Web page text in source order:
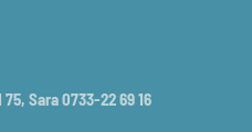
Sara 0733-22 69 16